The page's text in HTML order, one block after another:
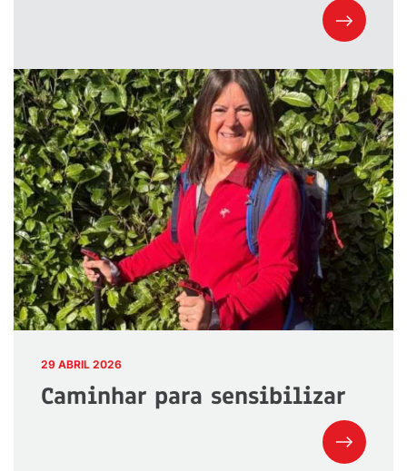
29 ABRIL 2026
Caminhar para sensibilizar